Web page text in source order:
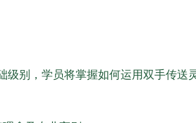
级别，学员将掌握如何运用双手传送